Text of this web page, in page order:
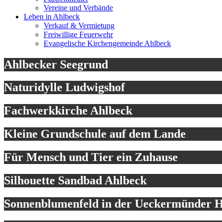
Vereine und Verbände
Leben in Ahlbeck
Verkauf & Vermietung
Freiwillige Feuerwehr
Evangelische Kirchengemeinde Ahlbeck
Ahlbecker Seegrund
Naturidylle Ludwigshof
Fachwerkkirche Ahlbeck
Kleine Grundschule auf dem Lande
Für Mensch und Tier ein Zuhause
Silhouette Sandbad Ahlbeck
Sonnenblumenfeld in der Ueckermünder